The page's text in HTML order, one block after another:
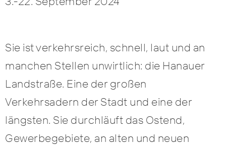
Sie ist verkehrsreich, schnell, laut und an
manchen Stellen unwirtlich: die Hanauer
Landstraße. Eine der großen
Verkehrsadern der Stadt und eine der
längsten. Sie durchläuft das Ostend,
Gewerbegebiete, an alten und neuen